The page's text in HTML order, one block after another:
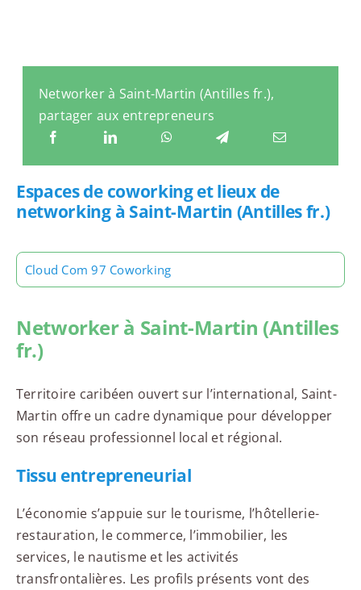
Networker à Saint-Martin (Antilles fr.),
partager aux entrepreneurs
Espaces de coworking et lieux de
networking à Saint-Martin (Antilles fr.)
Cloud Com 97 Coworking
Networker à Saint-Martin (Antilles
fr.)
Territoire caribéen ouvert sur l’international, Saint-
Martin offre un cadre dynamique pour développer
son réseau professionnel local et régional.
Tissu entrepreneurial
L’économie s’appuie sur le tourisme, l’hôtellerie-
restauration, le commerce, l’immobilier, les
services, le nautisme et les activités
transfrontalières. Les profils présents vont des